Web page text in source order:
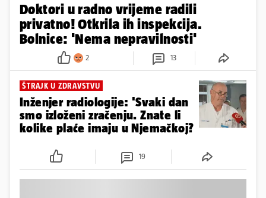
Doktori u radno vrijeme radili
privatno! Otkrila ih inspekcija.
Bolnice: 'Nema nepravilnosti'
2 13
ŠTRAJK U ZDRAVSTVU
Inženjer radiologije: 'Svaki dan
smo izloženi zračenju. Znate li
kolike plaće imaju u Njemačkoj?
19